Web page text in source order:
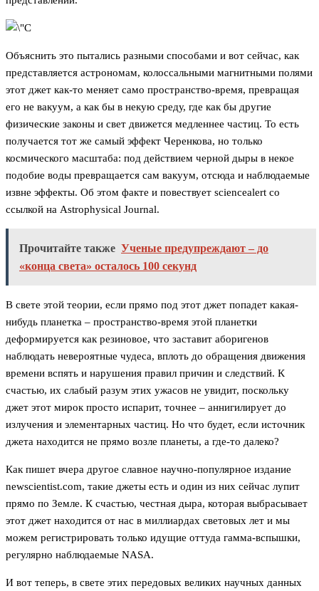
Объяснить это пытались разными способами и вот сейчас, как
представляется астрономам, колоссальными магнитными полями
этот джет как-то меняет само пространство-время, превращая
его не вакуум, а как бы в некую среду, где как бы другие
физические законы и свет движется медленнее частиц. То есть
получается тот же самый эффект Черенкова, но только
космического масштаба: под действием черной дыры в некое
подобие воды превращается сам вакуум, отсюда и наблюдаемые
извне эффекты. Об этом факте и повествует sciencealert со
ссылкой на Astrophysical Journal.
Прочитайте также Ученые предупреждают – до
«конца света» осталось 100 секунд
В свете этой теории, если прямо под этот джет попадет какая-
нибудь планетка – пространство-время этой планетки
деформируется как резиновое, что заставит аборигенов
наблюдать невероятные чудеса, вплоть до обращения движения
времени вспять и нарушения правил причин и следствий. К
счастью, их слабый разум этих ужасов не увидит, поскольку
джет этот мирок просто испарит, точнее – аннигилирует до
излучения и элементарных частиц. Но что будет, если источник
джета находится не прямо возле планеты, а где-то далеко?
Как пишет вчера другое славное научно-популярное издание
newscientist.com, такие джеты есть и один из них сейчас лупит
прямо по Земле. К счастью, честная дыра, которая выбрасывает
этот джет находится от нас в миллиардах световых лет и мы
можем регистрировать только идущие оттуда гамма-вспышки,
регулярно наблюдаемые NASA.
И вот теперь, в свете этих передовых великих научных данных